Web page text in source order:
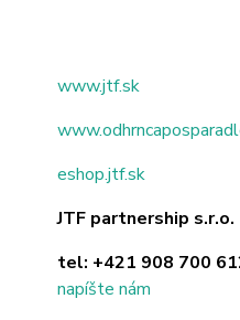
www.jtf.sk
eshop.jtf.sk
JTF partnership s.r.o.
tel: +421 908 700
napíšte nám